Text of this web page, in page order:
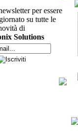
per essere
su tutte le
di
Solutions